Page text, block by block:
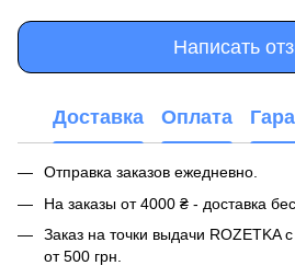
Написать
Доставка Оплата
Отправка заказов ежедневно.
На заказы от 4000 ₴ - доставка
Заказ на точки выдачи ROZETKA
от 500 грн.